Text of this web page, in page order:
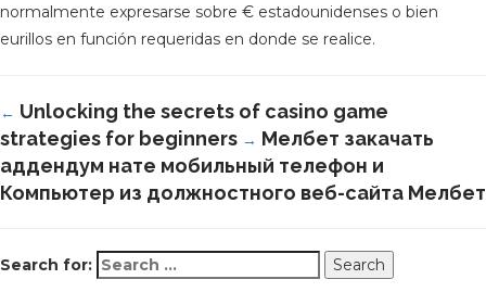
normalmente expresarse sobre € estadounidenses o bien
eurillos en función requeridas en donde se realice.
← Unlocking the secrets of casino game
strategies for beginners → Мелбет закачать
аддендум нате мобильный телефон и
Компьютер из должностного веб-сайта Мелбет
Search for: